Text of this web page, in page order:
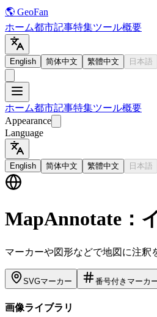
🌎 GeoFan
ホーム都市記事特集ツール概要
English 简体中文 繁體中文 日本語
ホーム都市記事特集ツール概要
Appearance
Language
English 简体中文 繁體中文 日本語
MapAnnotate：
マーカーや図形などで地図に注釈
SVGマーカー 番号付きマーカ
画像ライブラリ